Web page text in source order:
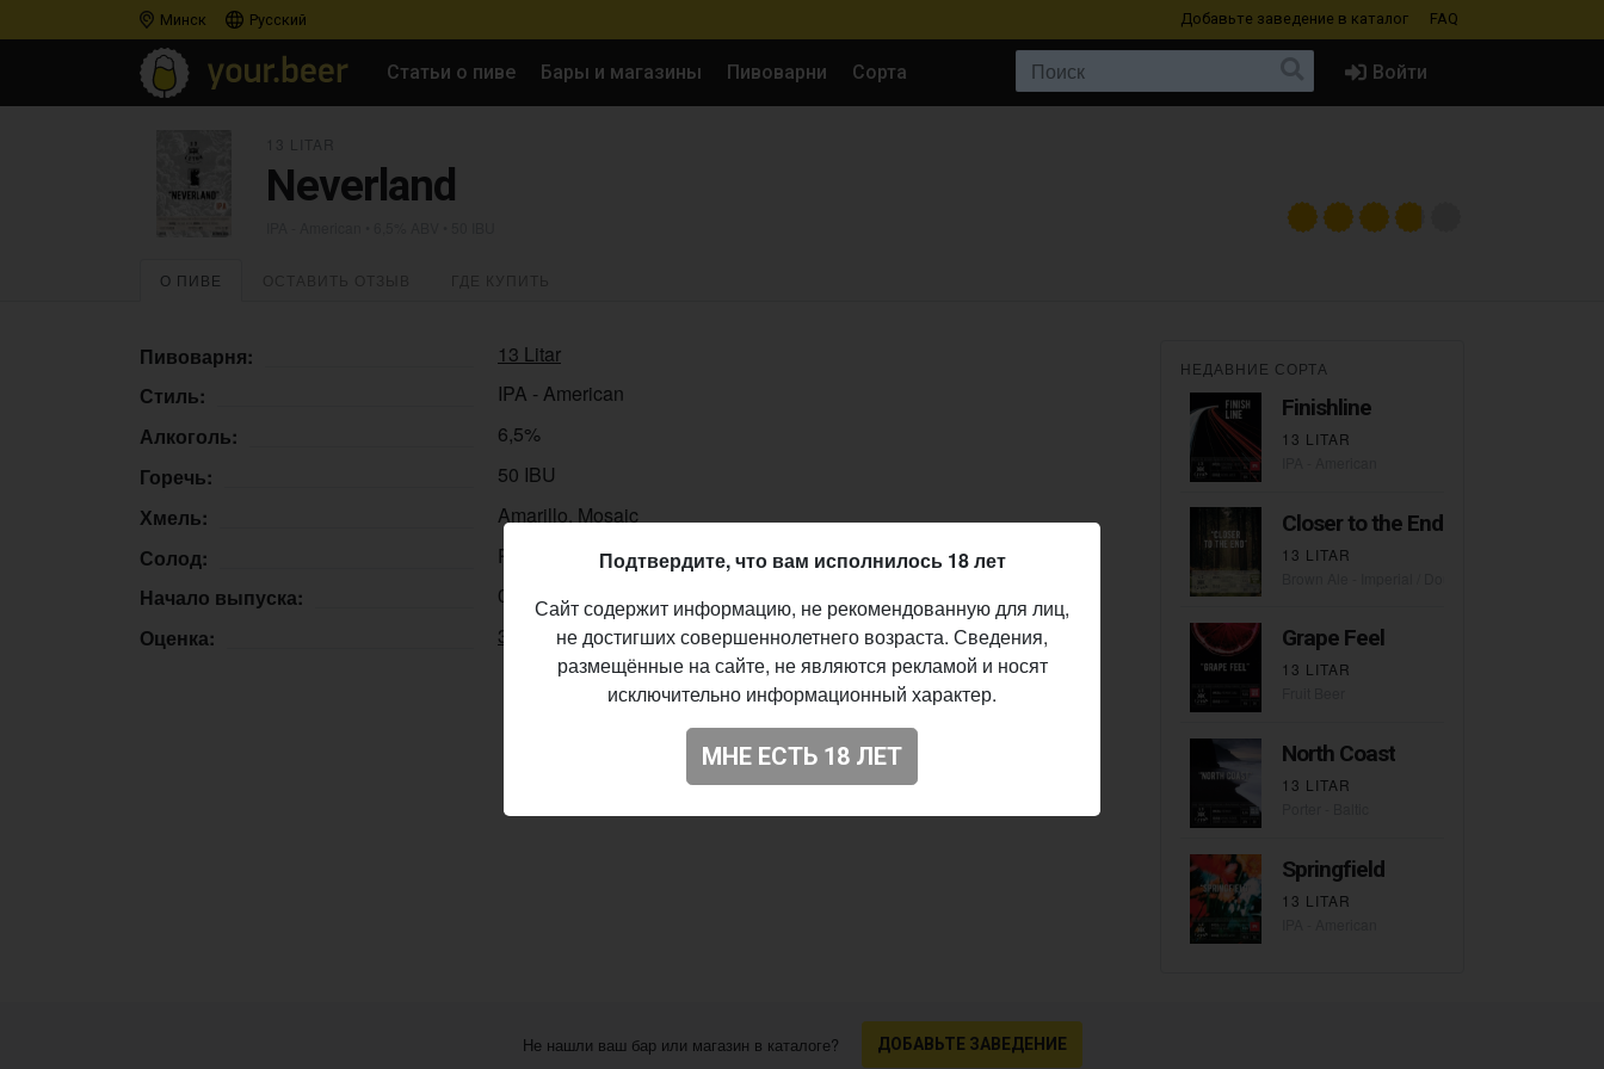
Минск Русский Добавьте заведение в каталог FAQ
Статьи о пиве Бары и магазины Пивоварни Сорта Войти
Neverland
О ПИВЕ
Пивоварня:
13 Litar
Стиль:
IPA - American
Алкоголь:
6,5%
Горечь:
50 IBU
Хмель:
Amarillo, Mosaic
Солод:
Pale Ale, Vienna
Начало выпуска:
01.10.2020
Оценка:
3.807
НЕДАВНИЕ СОРТА
Finishline
13 LITAR
Closer to the End
13 LITAR
Grape Feel
13 LITAR
North Coast
13 LITAR
Springfield
13 LITAR
Не нашли ваш бар или магазин в каталоге? ДОБАВЬТЕ ЗАВЕДЕНИЕ
Подтвердите, что вам исполнилось 18 лет
Сайт содержит информацию, не рекомендованную для лиц,
не достигших совершеннолетнего возраста. Сведения,
размещённые на сайте, не являются рекламой и носят
исключительно информационный характер.
МНЕ ЕСТЬ 18 ЛЕТ